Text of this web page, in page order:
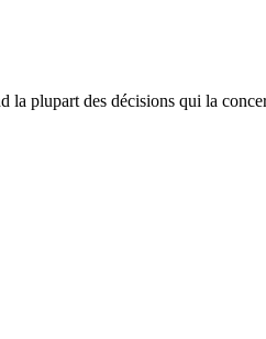
plupart des décisions qui la